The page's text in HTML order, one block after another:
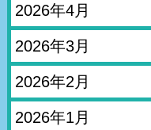
2026年4月
2026年3月
2026年2月
2026年1月